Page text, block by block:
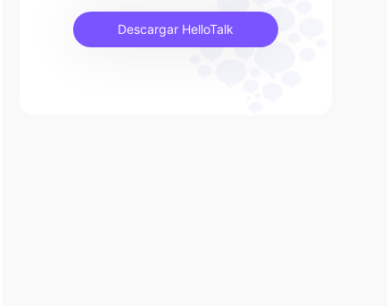
Descargar HelloTalk